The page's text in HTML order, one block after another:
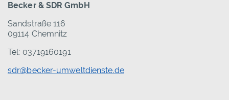
Becker & SDR GmbH
Sandstraße 116
09114 Chemnitz
Tel: 03719160191
sdr@becker-umweltdienste.de